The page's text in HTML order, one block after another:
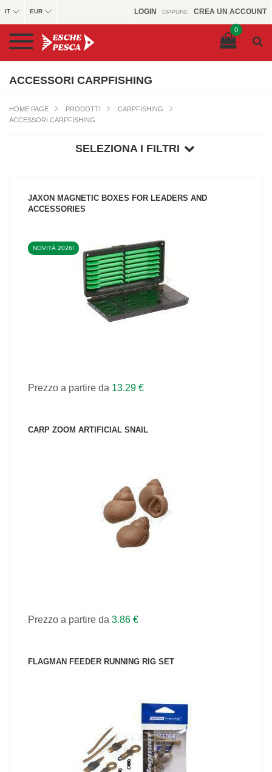
LOGIN OPPURE CREA UN ACCOUNT
IT EUR
0
ACCESSORI CARPFISHING
HOME PAGE PRODOTTI
CARPFISHING
ACCESSORI CARPFISHING
SELEZIONA I FILTRI
JAXON MAGNETIC BOXES FOR LEADERS AND
ACCESSORIES
NOVITÀ 2026!
VEDI IL PRODOTTO
Prezzo a partire da 13.29 €
CARP ZOOM ARTIFICIAL SNAIL
VEDI IL PRODOTTO
Prezzo a partire da 3.86 €
FLAGMAN FEEDER RUNNING RIG SET
VEDI IL PRODOTTO